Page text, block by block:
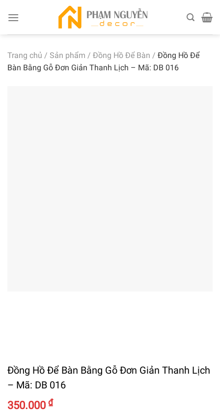
Trang chủ / Sản phẩm / Đồng Hồ Để Bàn / Đồng Hồ Để
Bàn Bằng Gỗ Đơn Giản Thanh Lịch – Mã: DB 016
Đồng Hồ Để Bàn Bằng Gỗ Đơn Giản Thanh Lịch
– Mã: DB 016
350.000 ₫